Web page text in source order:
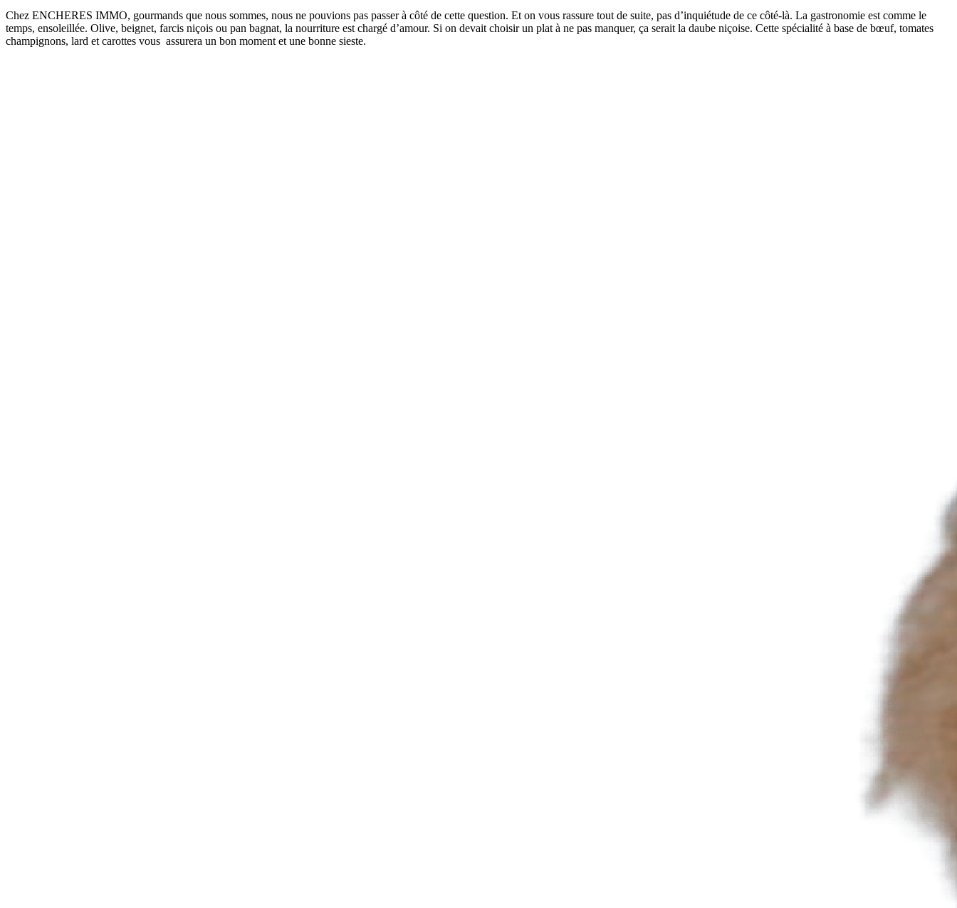
Chez ENCHERES IMMO, gourmands que nous sommes, nous ne pouvions pas passer à côté de cette question. Et on vous rassure tout de suite, pas d’inquiétude de ce côté-là. La gastronomie est comme le
temps, ensoleillée. Olive, beignet, farcis niçois ou pan bagnat, la nourriture est chargé d’amour. Si on devait choisir un plat à ne pas manquer, ça serait la daube niçoise. Cette spécialité à base de bœuf, tomates
champignons, lard et carottes vous assurera un bon moment et une bonne sieste.